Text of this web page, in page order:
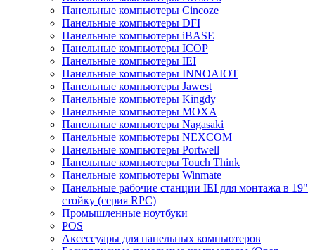
Панельные компьютеры Cincoze
Панельные компьютеры DFI
Панельные компьютеры iBASE
Панельные компьютеры ICOP
Панельные компьютеры IEI
Панельные компьютеры INNOAIOT
Панельные компьютеры Jawest
Панельные компьютеры Kingdy
Панельные компьютеры MOXA
Панельные компьютеры Nagasaki
Панельные компьютеры NEXCOM
Панельные компьютеры Portwell
Панельные компьютеры Touch Think
Панельные компьютеры Winmate
Панельные рабочие станции IEI для монтажа в 19"
стойку (серия RPC)
Промышленные ноутбуки
POS
Аксессуары для панельных компьютеров